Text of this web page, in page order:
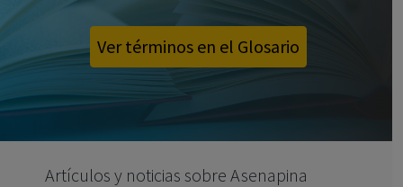
Ver términos en el Glosario
Artículos y noticias sobre Asenapina